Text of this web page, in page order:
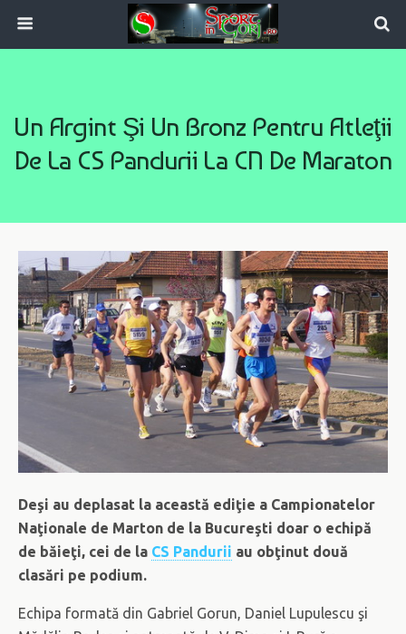
Un Argint Şi Un Bronz Pentru Atleţii
De La CS Pandurii La CN De Maraton
Deşi au deplasat la această ediţie a Campionatelor
Naţionale de Marton de la Bucureşti doar o echipă
de băieţi, cei de la CS Pandurii au obţinut două
clasări pe podium.
Echipa formată din Gabriel Gorun, Daniel Lupulescu şi